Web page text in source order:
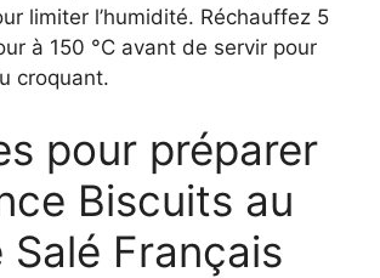
limiter l’humidité. Réchauffez 5
à 150 °C avant de servir pour
croquant.
pour préparer
Biscuits au
Salé Français